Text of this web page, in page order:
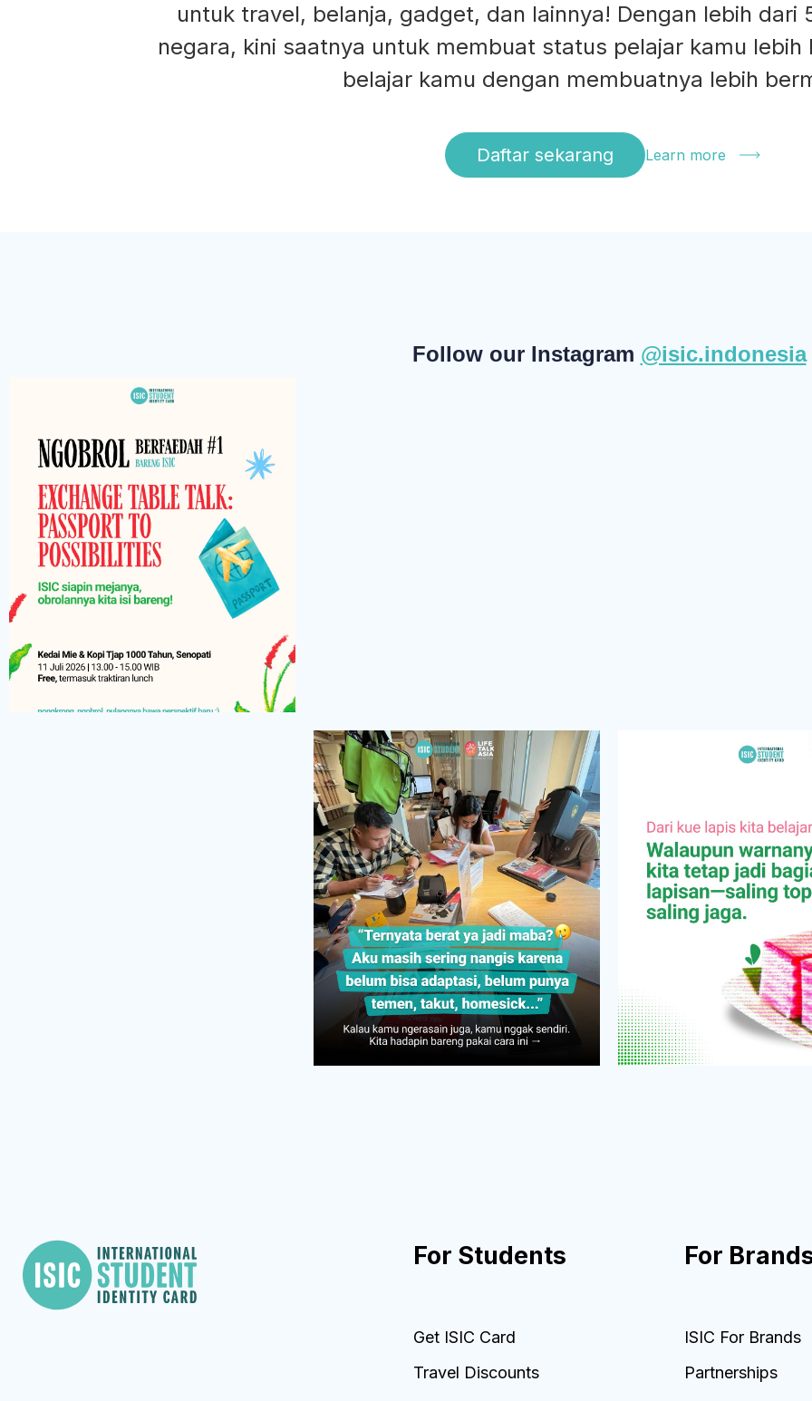
untuk travel, belanja, gadget, dan lainnya! Dengan lebih dari
negara, kini saatnya untuk membuat status pelajar kamu lebih
belajar kamu dengan membuatnya lebih
Daftar sekarang Learn more
Follow our Instagram @isic.indonesia
For Students
Get ISIC Card
Travel Discounts
For
ISIC For Brands
Partnerships